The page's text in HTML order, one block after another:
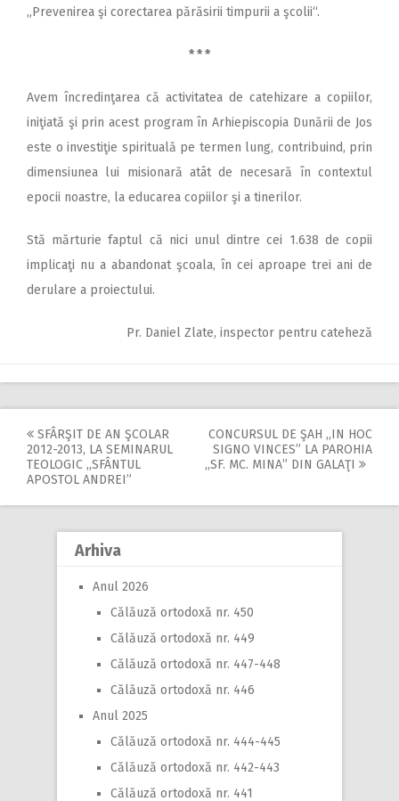
„Prevenirea şi corectarea părăsirii timpurii a şcolii“.
* * *
Avem încredinţarea că activitatea de catehizare a copiilor,
iniţiată şi prin acest program în Arhiepiscopia Dunării de Jos
este o investiţie spirituală pe termen lung, contribuind, prin
dimensiunea lui misionară atât de necesară în contextul
epocii noastre, la educarea copiilor şi a tinerilor.
Stă mărturie faptul că nici unul dintre cei 1.638 de copii
implicaţi nu a abandonat şcoala, în cei aproape trei ani de
derulare a proiectului.
Pr. Daniel Zlate, inspector pentru cateheză
Post
navigation
SFÂRŞIT DE AN ŞCOLAR
2012-2013, LA SEMINARUL
TEOLOGIC ,,SFÂNTUL
APOSTOL ANDREI”
CONCURSUL DE ŞAH ,,IN HOC
SIGNO VINCES” LA PAROHIA
,,SF. MC. MINA” DIN GALAŢI
Arhiva
Anul 2026
Călăuză ortodoxă nr. 450
Călăuză ortodoxă nr. 449
Călăuză ortodoxă nr. 447-448
Călăuză ortodoxă nr. 446
Anul 2025
Călăuză ortodoxă nr. 444-445
Călăuză ortodoxă nr. 442-443
Călăuză ortodoxă nr. 441